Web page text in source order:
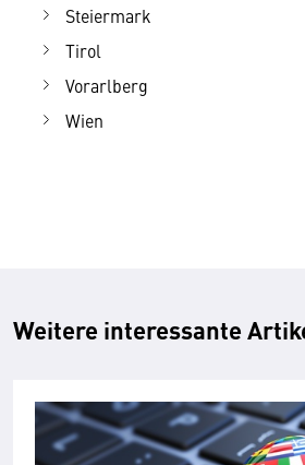
Steiermark
Tirol
Vorarlberg
Wien
Weitere interessante